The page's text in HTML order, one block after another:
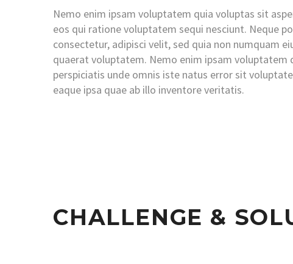
Nemo enim ipsam voluptatem quia voluptas sit
eos qui ratione voluptatem sequi nesciunt. Neque
consectetur, adipisci velit, sed quia non numquam
quaerat voluptatem. Nemo enim ipsam
perspiciatis unde omnis iste natus error sit
eaque ipsa quae ab illo inventore veritatis.
CHALLENGE &